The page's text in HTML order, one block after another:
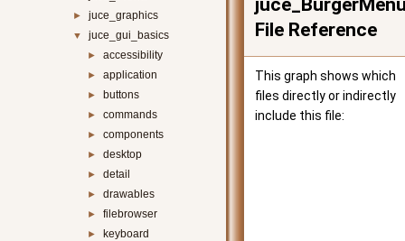
► juce_graphics
▼ juce_gui_basics
► accessibility
► application
► buttons
► commands
► components
► desktop
► detail
► drawables
► filebrowser
► keyboard
File Reference
This graph shows which
files directly or indirectly
include this file: